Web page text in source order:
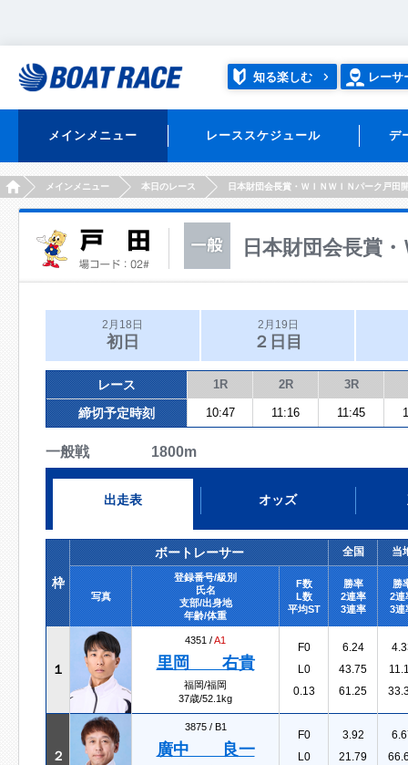
知る楽しむ レーサ
メインメニュー レーススケジュール デ
HOMEメインメニュー 本日のレース 日本財団会長賞・ＷＩＮＷＩＮパーク戸田
日本財団会長賞
2月18日
初日
2月19日
２日目
レース 1R 2R 3R
締切予定時刻 10:47 11:16 11:45
一般戦 1800m
出走表 オッズ
枠
ボートレーサー 全国 当
写真
登録番号/級別
氏名
支部/出身地
年齢/体重
F数
L数
平均ST
勝率
2連率
3連率
勝
2連
3連
１
4351 /A1
里岡 右貴
福岡/福岡
37歳/52.1kg
F0
L0
0.13
6.24
43.75
61.25
２
3875 / B1
廣中 良一
F0
L0
3.92
21.79